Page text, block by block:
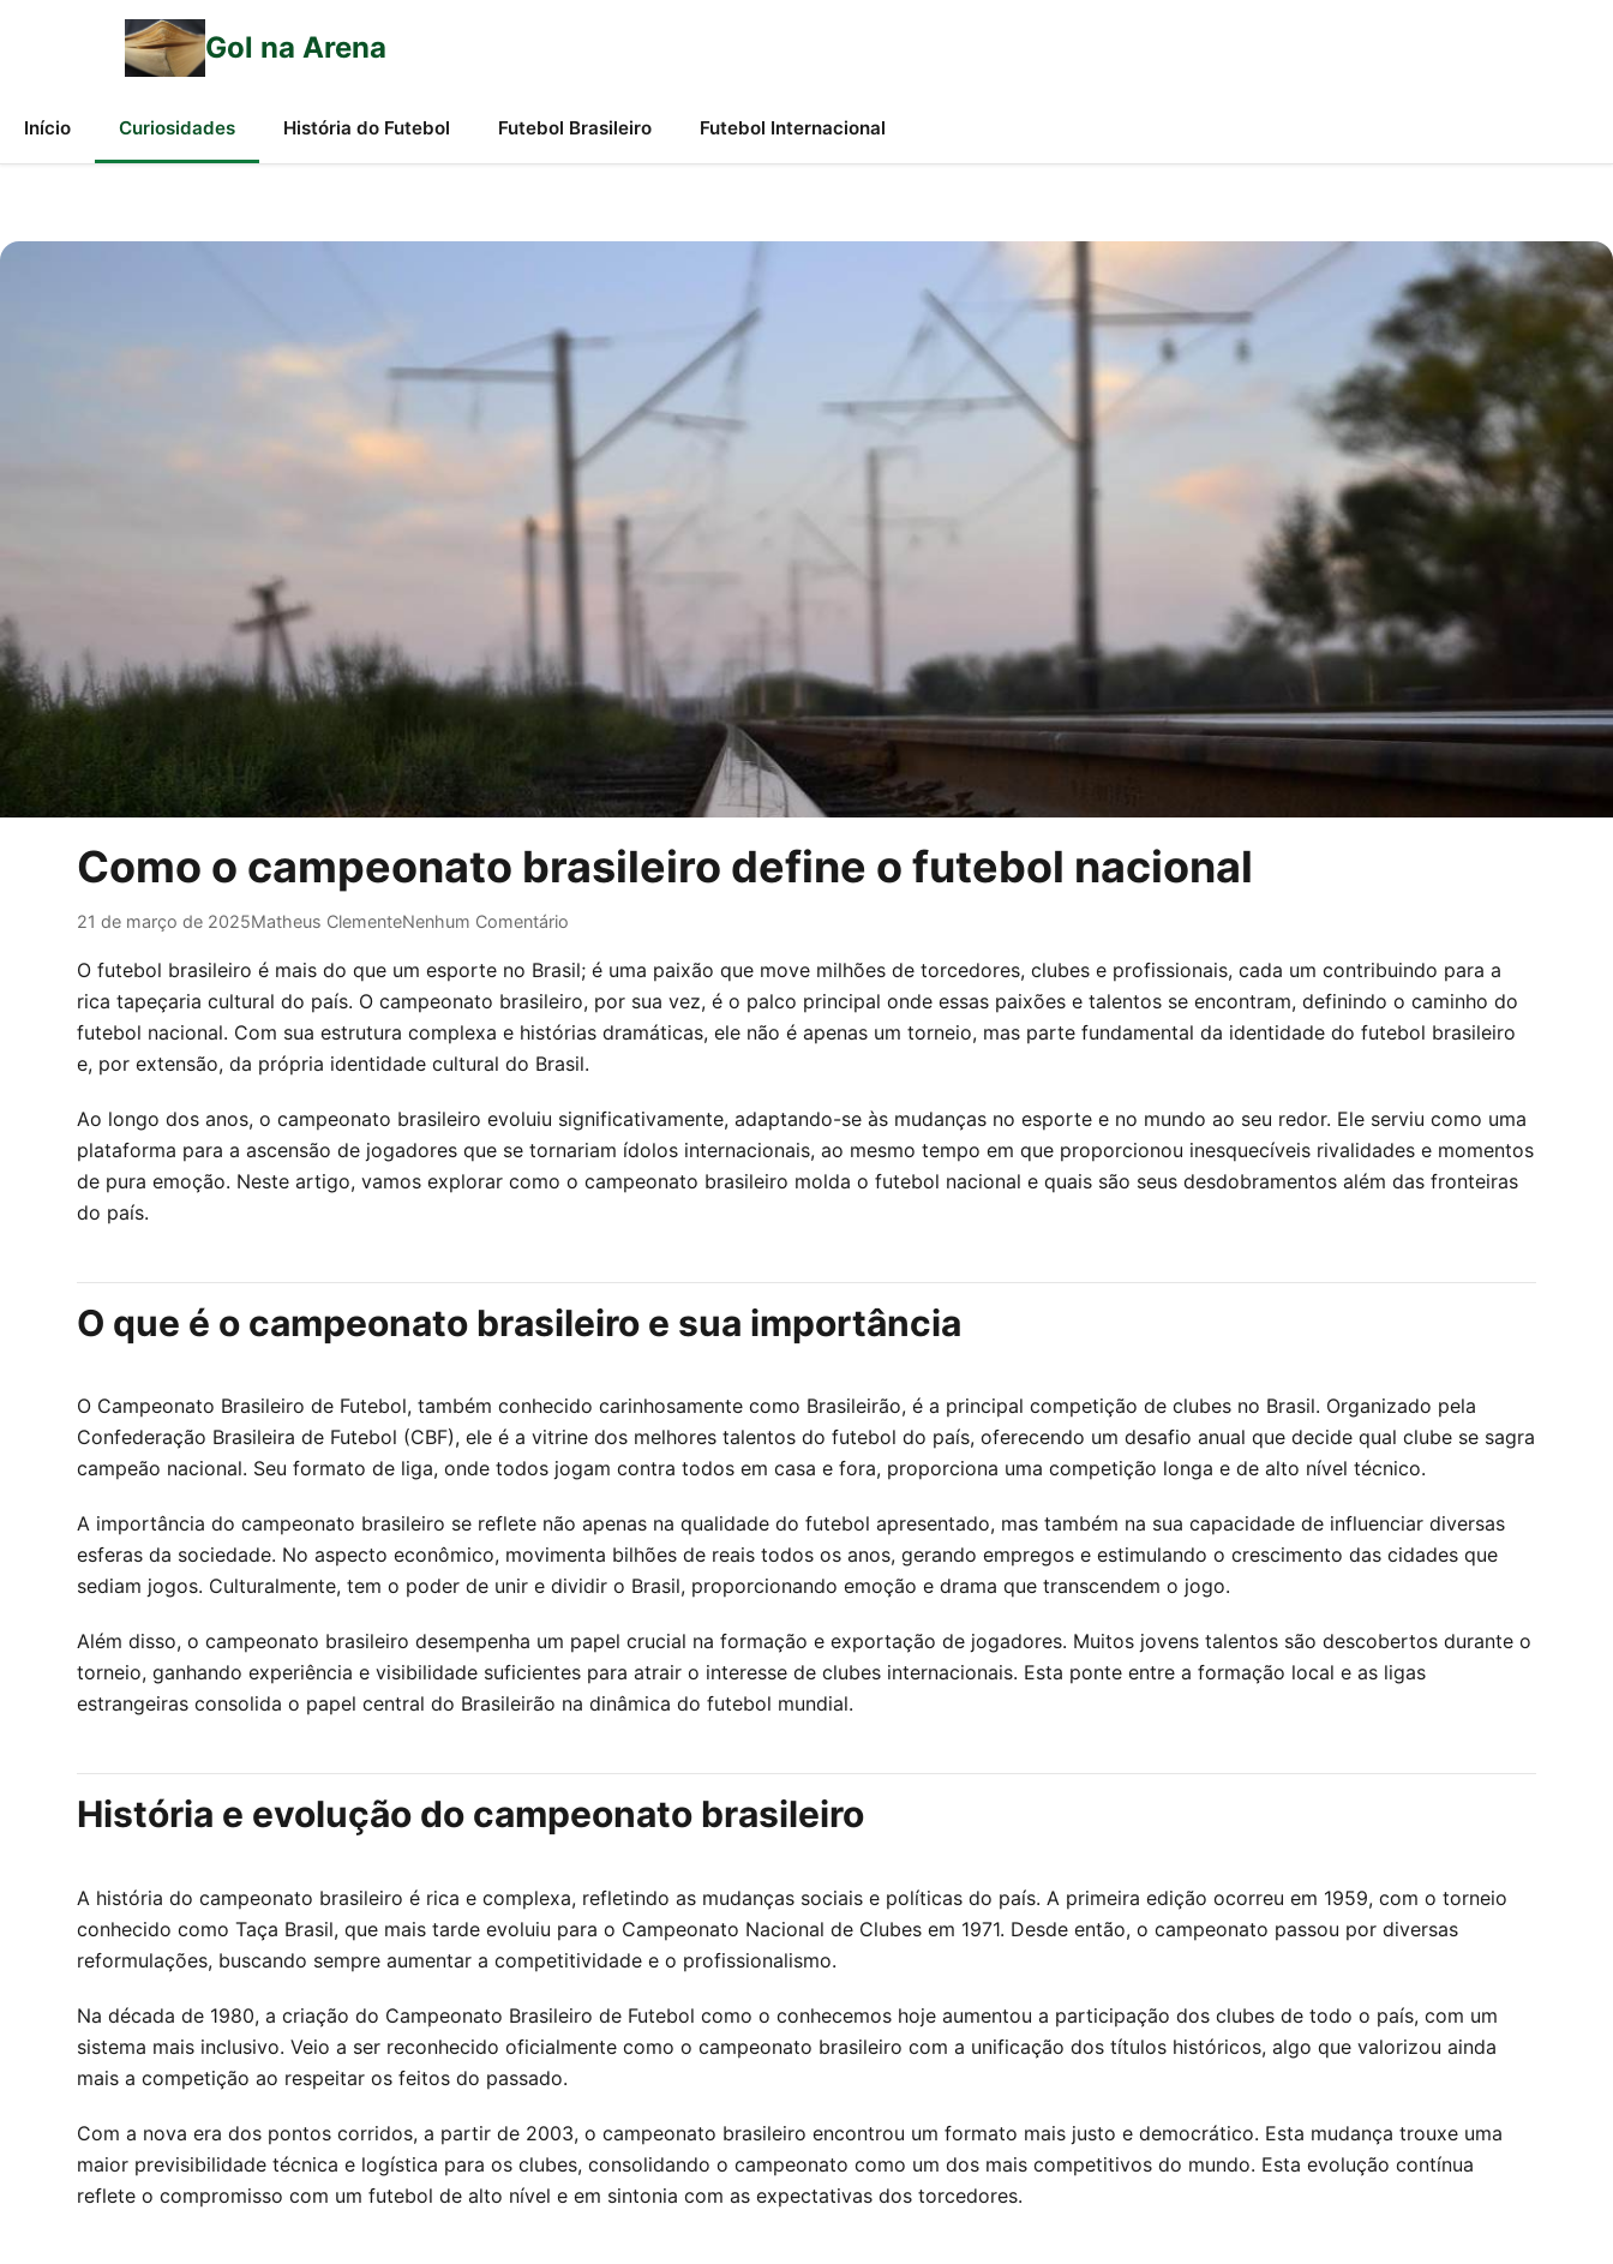
Gol na Arena
Início Curiosidades História do Futebol Futebol Brasileiro Futebol Internacional
Como o campeonato brasileiro define o futebol nacional
21 de março de 2025Matheus ClementeNenhum Comentário
O futebol brasileiro é mais do que um esporte no Brasil; é uma paixão que move milhões de torcedores, clubes e profissionais, cada um contribuindo para a
rica tapeçaria cultural do país. O campeonato brasileiro, por sua vez, é o palco principal onde essas paixões e talentos se encontram, definindo o caminho do
futebol nacional. Com sua estrutura complexa e histórias dramáticas, ele não é apenas um torneio, mas parte fundamental da identidade do futebol brasileiro
e, por extensão, da própria identidade cultural do Brasil.
Ao longo dos anos, o campeonato brasileiro evoluiu significativamente, adaptando-se às mudanças no esporte e no mundo ao seu redor. Ele serviu como uma
plataforma para a ascensão de jogadores que se tornariam ídolos internacionais, ao mesmo tempo em que proporcionou inesquecíveis rivalidades e momentos
de pura emoção. Neste artigo, vamos explorar como o campeonato brasileiro molda o futebol nacional e quais são seus desdobramentos além das fronteiras
do país.
O que é o campeonato brasileiro e sua importância
O Campeonato Brasileiro de Futebol, também conhecido carinhosamente como Brasileirão, é a principal competição de clubes no Brasil. Organizado pela
Confederação Brasileira de Futebol (CBF), ele é a vitrine dos melhores talentos do futebol do país, oferecendo um desafio anual que decide qual clube se sagra
campeão nacional. Seu formato de liga, onde todos jogam contra todos em casa e fora, proporciona uma competição longa e de alto nível técnico.
A importância do campeonato brasileiro se reflete não apenas na qualidade do futebol apresentado, mas também na sua capacidade de influenciar diversas
esferas da sociedade. No aspecto econômico, movimenta bilhões de reais todos os anos, gerando empregos e estimulando o crescimento das cidades que
sediam jogos. Culturalmente, tem o poder de unir e dividir o Brasil, proporcionando emoção e drama que transcendem o jogo.
Além disso, o campeonato brasileiro desempenha um papel crucial na formação e exportação de jogadores. Muitos jovens talentos são descobertos durante o
torneio, ganhando experiência e visibilidade suficientes para atrair o interesse de clubes internacionais. Esta ponte entre a formação local e as ligas
estrangeiras consolida o papel central do Brasileirão na dinâmica do futebol mundial.
História e evolução do campeonato brasileiro
A história do campeonato brasileiro é rica e complexa, refletindo as mudanças sociais e políticas do país. A primeira edição ocorreu em 1959, com o torneio
conhecido como Taça Brasil, que mais tarde evoluiu para o Campeonato Nacional de Clubes em 1971. Desde então, o campeonato passou por diversas
reformulações, buscando sempre aumentar a competitividade e o profissionalismo.
Na década de 1980, a criação do Campeonato Brasileiro de Futebol como o conhecemos hoje aumentou a participação dos clubes de todo o país, com um
sistema mais inclusivo. Veio a ser reconhecido oficialmente como o campeonato brasileiro com a unificação dos títulos históricos, algo que valorizou ainda
mais a competição ao respeitar os feitos do passado.
Com a nova era dos pontos corridos, a partir de 2003, o campeonato brasileiro encontrou um formato mais justo e democrático. Esta mudança trouxe uma
maior previsibilidade técnica e logística para os clubes, consolidando o campeonato como um dos mais competitivos do mundo. Esta evolução contínua
reflete o compromisso com um futebol de alto nível e em sintonia com as expectativas dos torcedores.